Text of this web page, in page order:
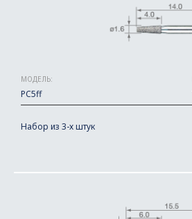
МОДЕЛЬ:
PC5ff
Набор из 3-х штук